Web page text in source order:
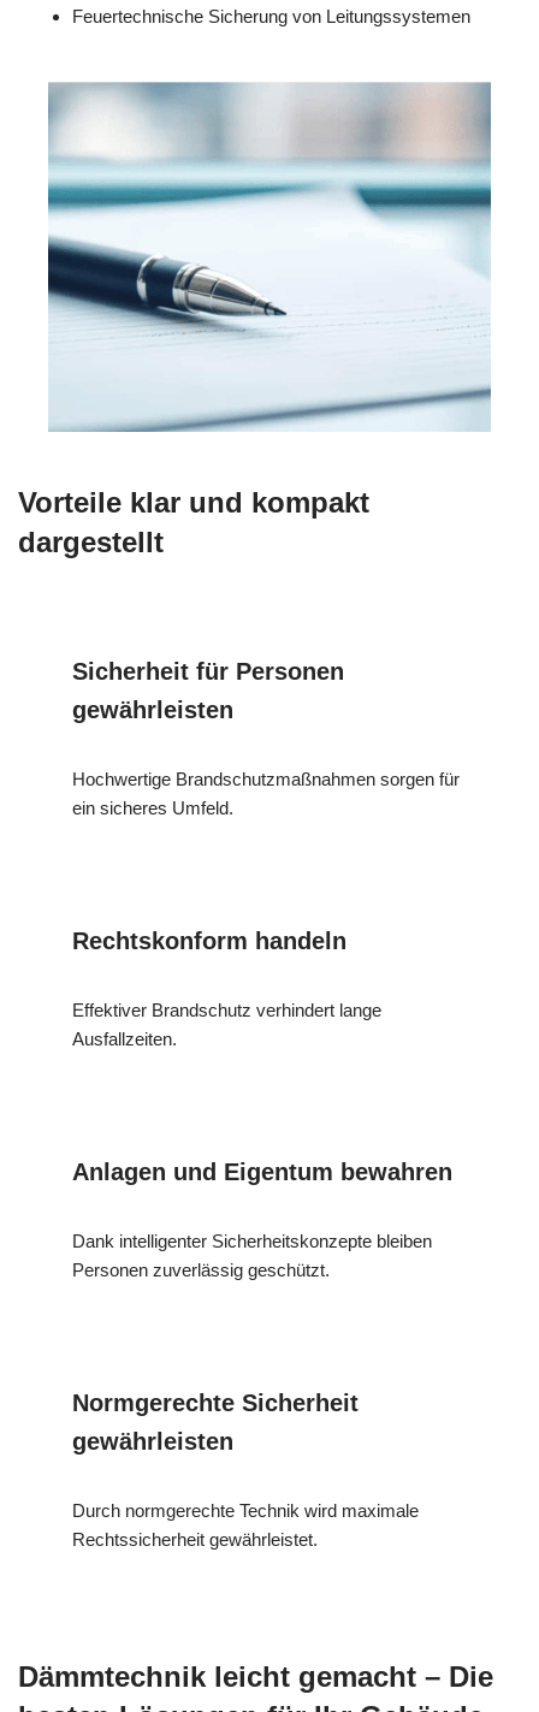
Feuertechnische Sicherung von Leitungssystemen
Vorteile klar und kompakt
dargestellt
Sicherheit für Personen
gewährleisten
Hochwertige Brandschutzmaßnahmen sorgen für
ein sicheres Umfeld.
Rechtskonform handeln
Effektiver Brandschutz verhindert lange
Ausfallzeiten.
Anlagen und Eigentum bewahren
Dank intelligenter Sicherheitskonzepte bleiben
Personen zuverlässig geschützt.
Normgerechte Sicherheit
gewährleisten
Durch normgerechte Technik wird maximale
Rechtssicherheit gewährleistet.
Dämmtechnik leicht gemacht – Die